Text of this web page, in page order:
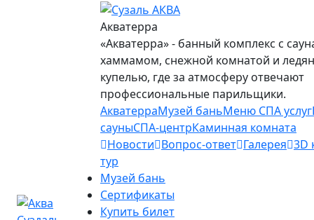
Акватерра
«Акватерра» - банный комплекс с
хаммамом, снежной комнатой и
купелью, где за атмосферу отвечают
профессиональные парильщики.
АкватерраМузей баньМеню СПА услуг
сауныСПА-центрКаминная комната
Новости Вопрос-ответ Галерея 3D
тур
Музей бань
Сертификаты
Купить билет